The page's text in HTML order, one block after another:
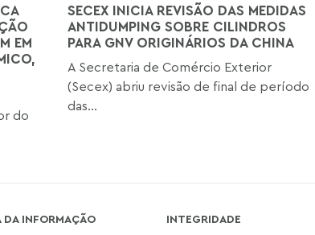
EM
do
SECEX INICIA REVISÃO DAS MEDIDAS
ANTIDUMPING SOBRE CILINDROS
PARA GNV ORIGINÁRIOS DA CHINA
A Secretaria de Comércio Exterior
(Secex) abriu revisão de final de período
das...
DA INFORMAÇÃO
INTEGRIDADE